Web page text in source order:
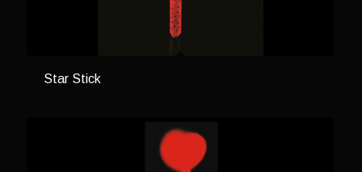
Star Stick